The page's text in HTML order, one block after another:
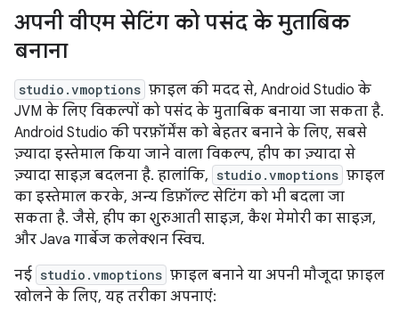
अपनी वीएम सेटिंग को पसंद के मुताबिक
बनाना
studio.vmoptions फ़ाइल की मदद से, Android Studio के
JVM के लिए विकल्पों को पसंद के मुताबिक बनाया जा सकता है.
Android Studio की परफ़ॉर्मेंस को बेहतर बनाने के लिए, सबसे
ज़्यादा इस्तेमाल किया जाने वाला विकल्प, हीप का ज़्यादा से
ज़्यादा साइज़ बदलना है. हालांकि, studio.vmoptions फ़ाइल
का इस्तेमाल करके, अन्य डिफ़ॉल्ट सेटिंग को भी बदला जा
सकता है. जैसे, हीप का शुरुआती साइज़, कैश मेमोरी का साइज़,
और Java गार्बेज कलेक्शन स्विच.
नई studio.vmoptions फ़ाइल बनाने या अपनी मौजूदा फ़ाइल
खोलने के लिए, यह तरीका अपनाएं: